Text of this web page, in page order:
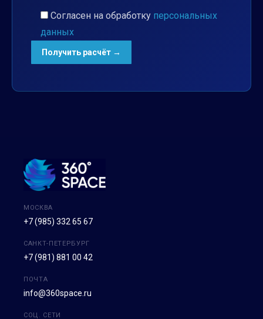
Согласен на обработку персональных
данных
МОСКВА
+7 (985) 332 65 67
САНКТ-ПЕТЕРБУРГ
+7 (981) 881 00 42
ПОЧТА
info@360space.ru
СОЦ. СЕТИ